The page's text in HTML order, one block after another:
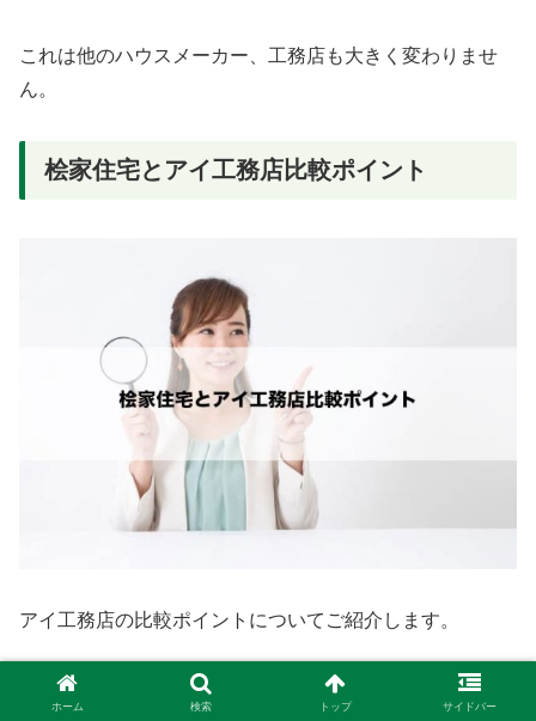
これは他のハウスメーカー、工務店も大きく変わりませ
ん。
桧家住宅とアイ工務店比較ポイント
アイ工務店の比較ポイントについてご紹介します。
対象エリア
ホーム 検索 トップ サイドバー